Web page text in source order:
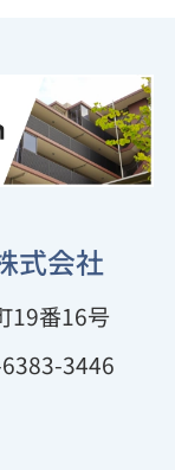
式会社
19番16号
3446